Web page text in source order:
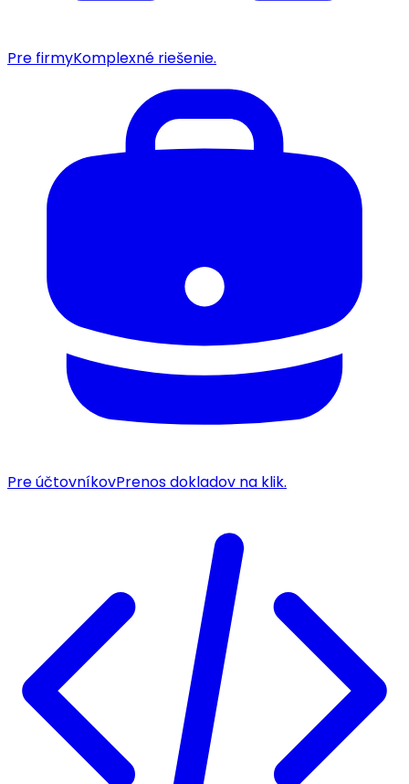
Pre firmyKomplexné riešenie.
Pre účtovníkovPrenos dokladov na klik.